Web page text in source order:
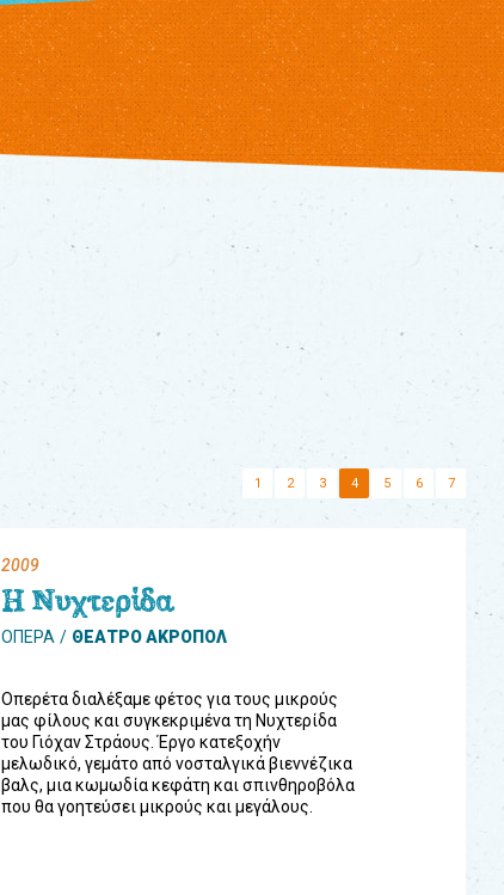
1 2 3 4 5 6 7
2009
Η Νυχτερίδα
ΟΠΕΡΑ ΘΕΑΤΡΟ ΑΚΡΟΠΟΛ
Οπερέτα διαλέξαμε φέτος για τους μικρούς
μας φίλους και συγκεκριμένα τη Νυχτερίδα
του Γιόχαν Στράους. Έργο κατεξοχήν
μελωδικό, γεμάτο από νοσταλγικά βιεννέζικα
βαλς, μια κωμωδία κεφάτη και σπινθηροβόλα
που θα γοητεύσει μικρούς και μεγάλους.